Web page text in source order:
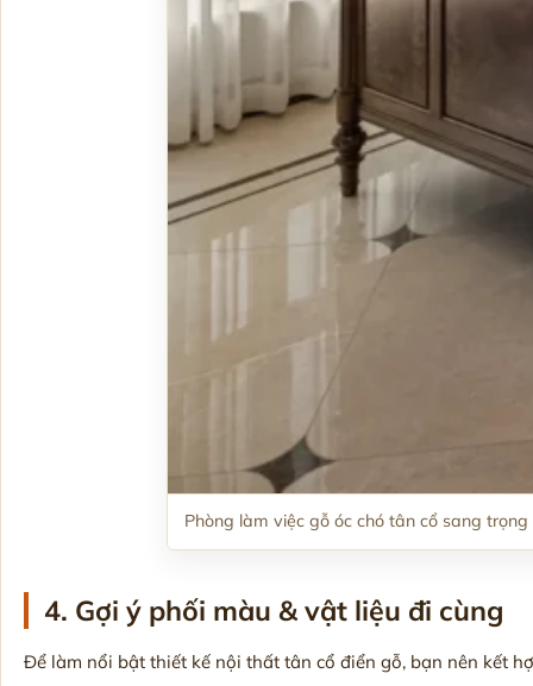
Phòng làm việc gỗ óc chó tân cổ sang trọng
4. Gợi ý phối màu & vật liệu đi cùng
Để làm nổi bật thiết kế nội thất tân cổ điển gỗ, bạn nên kết